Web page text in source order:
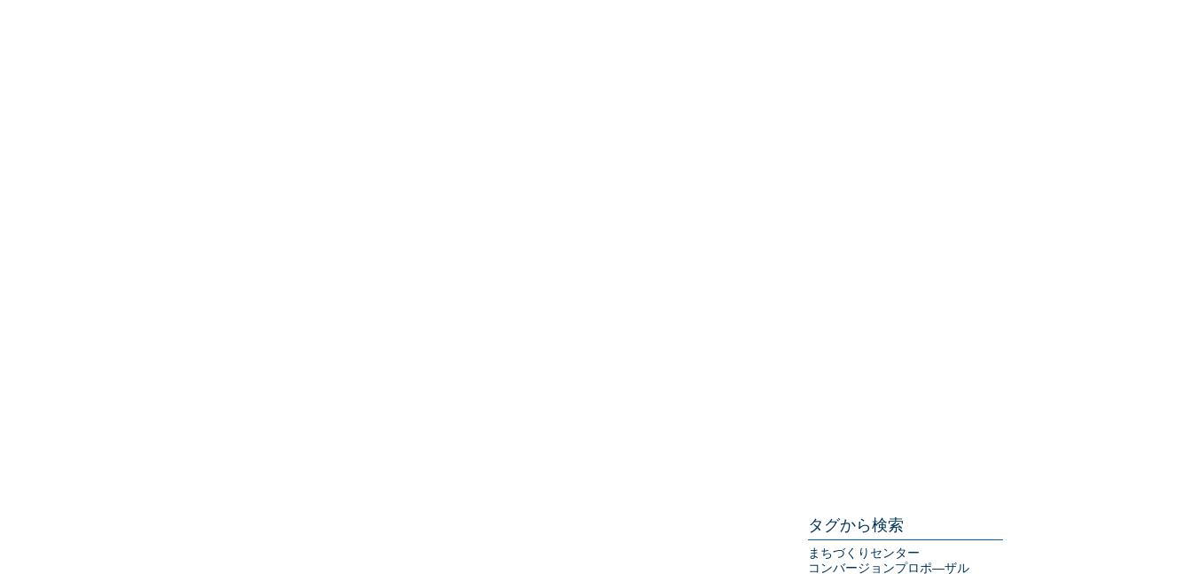
タグから検索
まちづくりセンター
コンバージョンプロポ―ザル